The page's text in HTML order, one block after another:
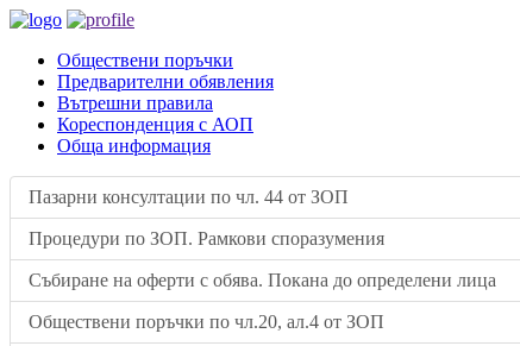
Обществени поръчки
Предварителни обявления
Вътрешни правила
Кореспонденция с АОП
Обща информация
Пазарни консултации по чл. 44 от ЗОП
Процедури по ЗОП. Рамкови споразумения
Събиране на оферти с обява. Покана до определени лица
Обществени поръчки по чл.20, ал.4 от ЗОП